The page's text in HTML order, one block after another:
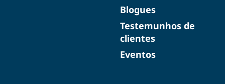
Blogues
Testemunhos de
clientes
Eventos